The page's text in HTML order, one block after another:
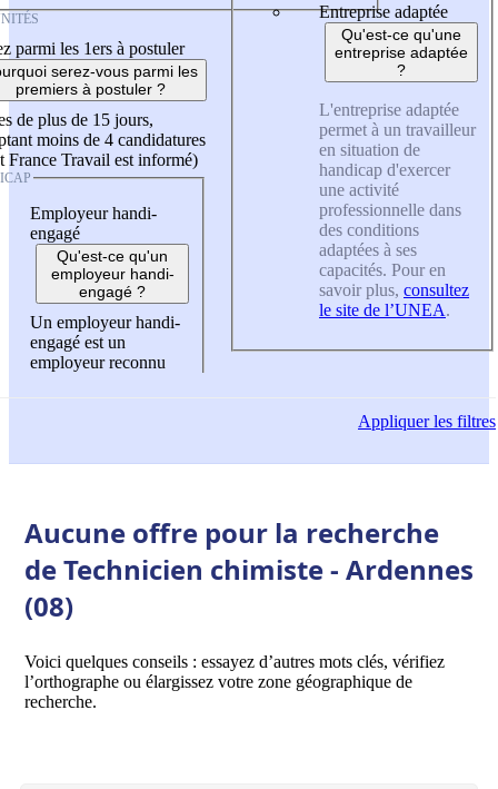
parmi les 1ers à postuler
serez-vous parmi les
premiers à postuler ?
de plus de 15 jours,
moins de 4 candidatures
France Travail est informé)
Employeur handi-
engagé
Qu'est-ce qu'un
employeur handi-
engagé ?
Un employeur handi-
engagé est un
employeur reconnu
Entreprise adaptée
Qu'est-ce qu'une
entreprise adaptée
?
L'entreprise adaptée
permet à un travailleur
en situation de
handicap d'exercer
une activité
professionnelle dans
des conditions
adaptées à ses
capacités. Pour en
savoir plus, consultez
le site de l’UNEA.
Appliquerles filtres
Aucune offre pour la recherche
de Technicien chimiste - Ardennes
(08)
Voici quelques conseils : essayez d’autres mots clés, vérifiez
l’orthographe ou élargissez votre zone géographique de
recherche.